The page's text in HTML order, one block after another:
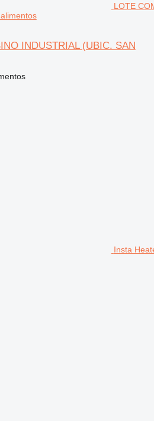
LOTE
INDUSTRIAL (UBIC. SAN
Insta